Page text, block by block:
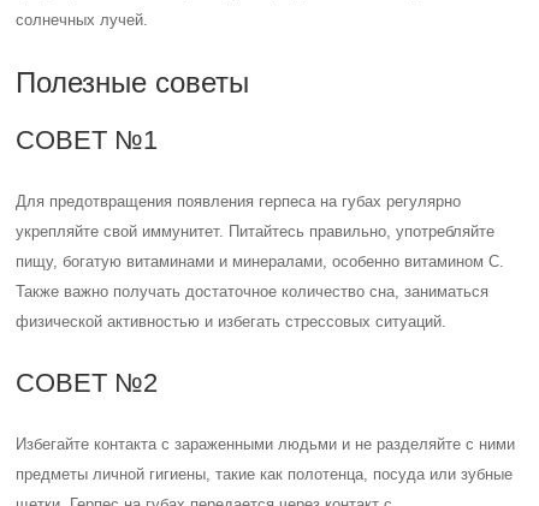
солнечных лучей.
Полезные советы
СОВЕТ №1
Для предотвращения появления герпеса на губах регулярно
укрепляйте свой иммунитет. Питайтесь правильно, употребляйте
пищу, богатую витаминами и минералами, особенно витамином С.
Также важно получать достаточное количество сна, заниматься
физической активностью и избегать стрессовых ситуаций.
СОВЕТ №2
Избегайте контакта с зараженными людьми и не разделяйте с ними
предметы личной гигиены, такие как полотенца, посуда или зубные